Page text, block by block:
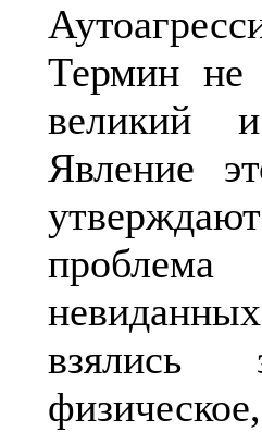
Термин не
великий
Явление
взялись